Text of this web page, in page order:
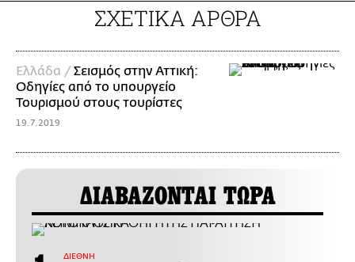
ΣΧΕΤΙΚΑ ΑΡΘΡΑ
Ελλάδα /Σεισμός στην Αττική:
Οδηγίες από το υπουργείο
Τουρισμού στους τουρίστες
19.7.2019
ΔΙΑΒΑΖΟΝΤΑΙ ΤΩΡΑ
ΔΙΕΘΝΗ